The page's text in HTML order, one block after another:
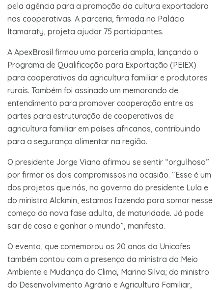
pela agência para a promoção da cultura exportadora
nas cooperativas. A parceria, firmada no Palácio
Itamaraty, projeta ajudar 75 participantes.
A ApexBrasil firmou uma parceria ampla, lançando o
Programa de Qualificação para Exportação (PEIEX)
para cooperativas da agricultura familiar e produtores
rurais. Também foi assinado um memorando de
entendimento para promover cooperação entre as
partes para estruturação de cooperativas de
agricultura familiar em países africanos, contribuindo
para a segurança alimentar na região.
O presidente Jorge Viana afirmou se sentir “orgulhoso”
por firmar os dois compromissos na ocasião. “Esse é um
dos projetos que nós, no governo do presidente Lula e
do ministro Alckmin, estamos fazendo para somar nesse
começo da nova fase adulta, de maturidade. Já pode
sair de casa e ganhar o mundo”, manifesta.
O evento, que comemorou os 20 anos da Unicafes
também contou com a presença da ministra do Meio
Ambiente e Mudança do Clima, Marina Silva; do ministro
do Desenvolvimento Agrário e Agricultura Familiar,